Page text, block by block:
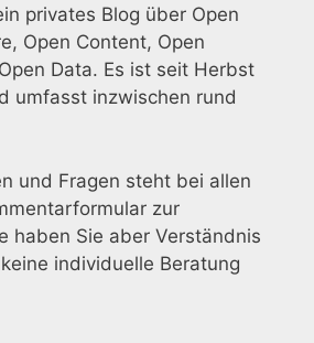
privates Blog über Open
Open Content, Open
Data. Es ist seit Herbst
umfasst inzwischen rund
und Fragen steht bei allen
zur
haben Sie aber Verständnis
individuelle Beratung